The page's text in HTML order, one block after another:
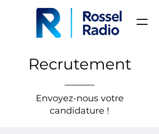
Recrutement
Envoyez-nous votre
candidature !